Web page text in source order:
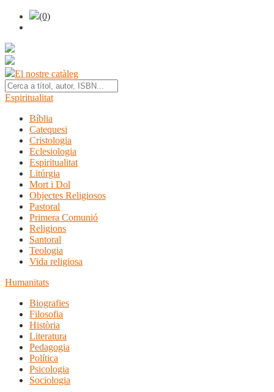
(0)
El nostre catàleg
Espiritualitat
Bíblia
Catequesi
Cristologia
Eclesiologia
Espiritualitat
Litúrgia
Mort i Dol
Objectes Religiosos
Pastoral
Primera Comunió
Religions
Santoral
Teologia
Vida religiosa
Humanitats
Biografies
Filosofia
Història
Literatura
Pedagogia
Política
Psicologia
Sociologia